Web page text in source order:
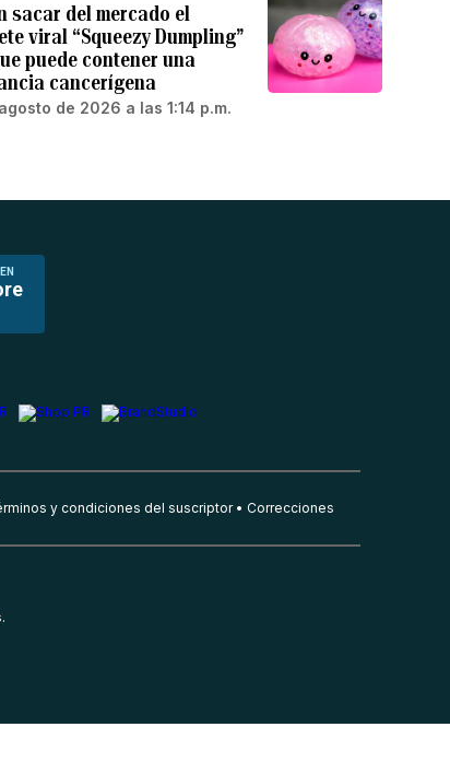
sacar del mercado el
viral “Squeezy Dumpling”
puede contener una
cancerígena
de 2026 a las 1:14 p.m.
y condiciones del suscriptor Correcciones